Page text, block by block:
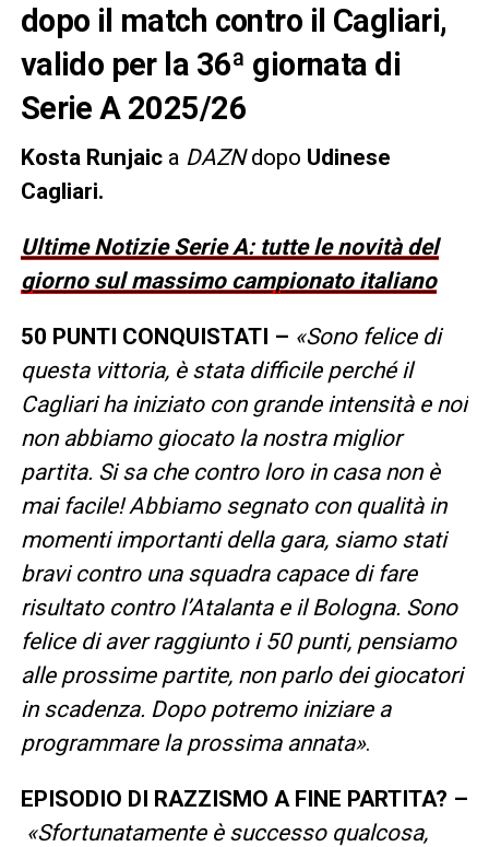
dopo il match contro il Cagliari,
valido per la 36ª giornata di
Serie A 2025/26
Kosta Runjaica DAZNdopo Udinese
Cagliari.
Ultime Notizie Serie A: tutte le novità del
giorno sul massimo campionato italiano
50 PUNTI CONQUISTATI – «Sono felice di
questa vittoria, è stata difficile perché il
Cagliari ha iniziato con grande intensità e noi
non abbiamo giocato la nostra miglior
partita. Si sa che contro loro in casa non è
mai facile! Abbiamo segnato con qualità in
momenti importanti della gara, siamo stati
bravi contro una squadra capace di fare
risultato contro l’Atalanta e il Bologna. Sono
felice di aver raggiunto i 50 punti, pensiamo
alle prossime partite, non parlo dei giocatori
in scadenza. Dopo potremo iniziare a
programmare la prossima annata».
EPISODIO DI RAZZISMO A FINE PARTITA? –
«Sfortunatamente è successo qualcosa,